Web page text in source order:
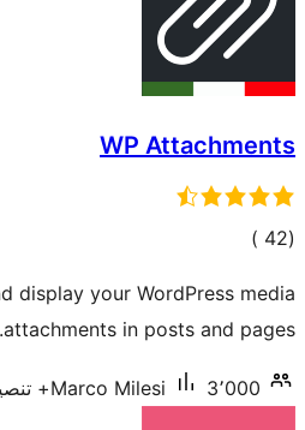
WP Attachments
(42
إجمالي)
display your WordPress media
attachments in posts and pages.
Marco Milesi 3٬000+ تنصيب نشط